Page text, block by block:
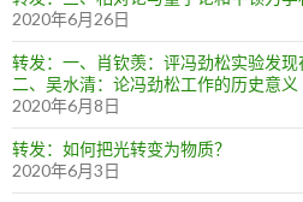
2020年6月26日
转发：一、肖钦羡：评冯劲松实验发现
二、吴水清：论冯劲松工作的历史意义
2020年6月8日
转发：如何把光转变为物质？
2020年6月3日